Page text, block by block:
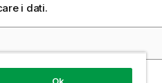
i dati.